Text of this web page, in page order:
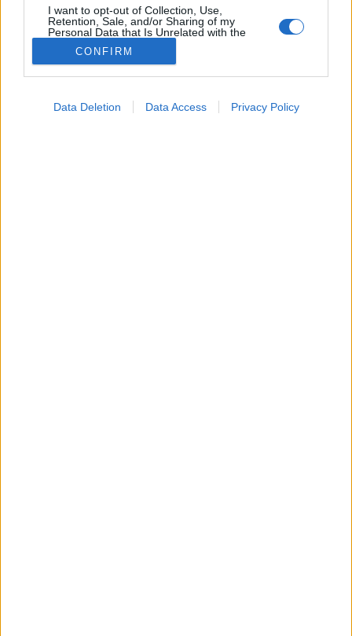
I want to opt-out of Collection, Use,
Retention, Sale, and/or Sharing of my
Personal Data that Is Unrelated with the
Purposes for which it was collected.
Opted Out
CONFIRM
Data Deletion Data Access Privacy Policy
2026. április 28. 15:24